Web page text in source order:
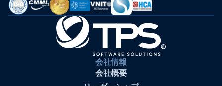
会社情報
会社概要